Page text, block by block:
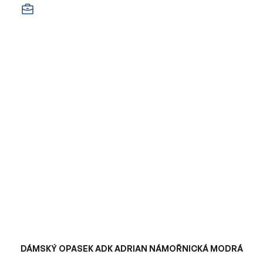
DÁMSKÝ OPASEK ADK ADRIAN NÁMOŘNICKÁ MODRÁ